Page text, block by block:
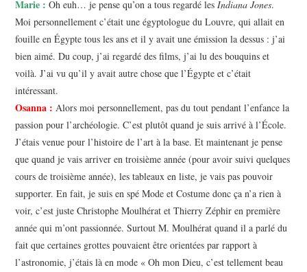
Marie : Oh euh… je pense qu’on a tous regardé lesIndiana Jones.
Moi personnellement c’était une égyptologue du Louvre, qui allait en
fouille en Égypte tous les ans et il y avait une émission la dessus : j’ai
bien aimé. Du coup, j’ai regardé des films, j’ai lu des bouquins et
voilà. J’ai vu qu’il y avait autre chose que l’Égypte et c’était
intéressant.
Osanna : Alors moi personnellement, pas du tout pendant l’enfance la
passion pour l’archéologie. C’est plutôt quand je suis arrivé à l’École.
J’étais venue pour l’histoire de l’art à la base. Et maintenant je pense
que quand je vais arriver en troisième année (pour avoir suivi quelques
cours de troisième année), les tableaux en liste, je vais pas pouvoir
supporter. En fait, je suis en spé Mode et Costume donc ça n’a rien à
voir, c’est juste Christophe Moulhérat et Thierry Zéphir en première
année qui m’ont passionnée. Surtout M. Moulhérat quand il a parlé du
fait que certaines grottes pouvaient être orientées par rapport à
l’astronomie, j’étais là en mode « Oh mon Dieu, c’est tellement beau